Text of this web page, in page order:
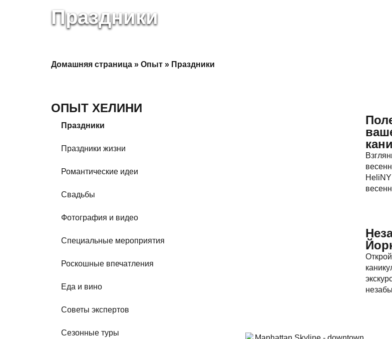
Праздники
Домашняя страница » Опыт » Праздники
ОПЫТ ХЕЛИНИ
Праздники
Праздники жизни
Романтические идеи
Свадьбы
Фотография и видео
Специальные мероприятия
Роскошные впечатления
Еда и вино
Советы экспертов
Сезонные туры